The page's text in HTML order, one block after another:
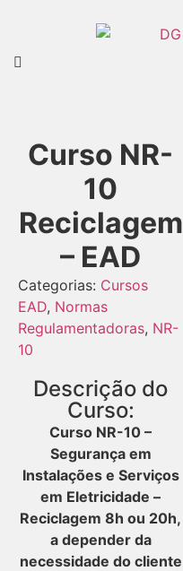
Curso NR-
10
Reciclagem
– EAD
Categorias: Cursos
EAD, Normas
Regulamentadoras, NR-
10
Descrição do
Curso:
Curso NR-10 –
Segurança em
Instalações e Serviços
em Eletricidade –
Reciclagem 8h ou 20h,
a depender da
necessidade do cliente